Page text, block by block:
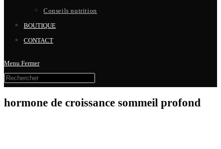
Conseils nutrition
BOUTIQUE
CONTACT
Menu Fermer
hormone de croissance sommeil profond